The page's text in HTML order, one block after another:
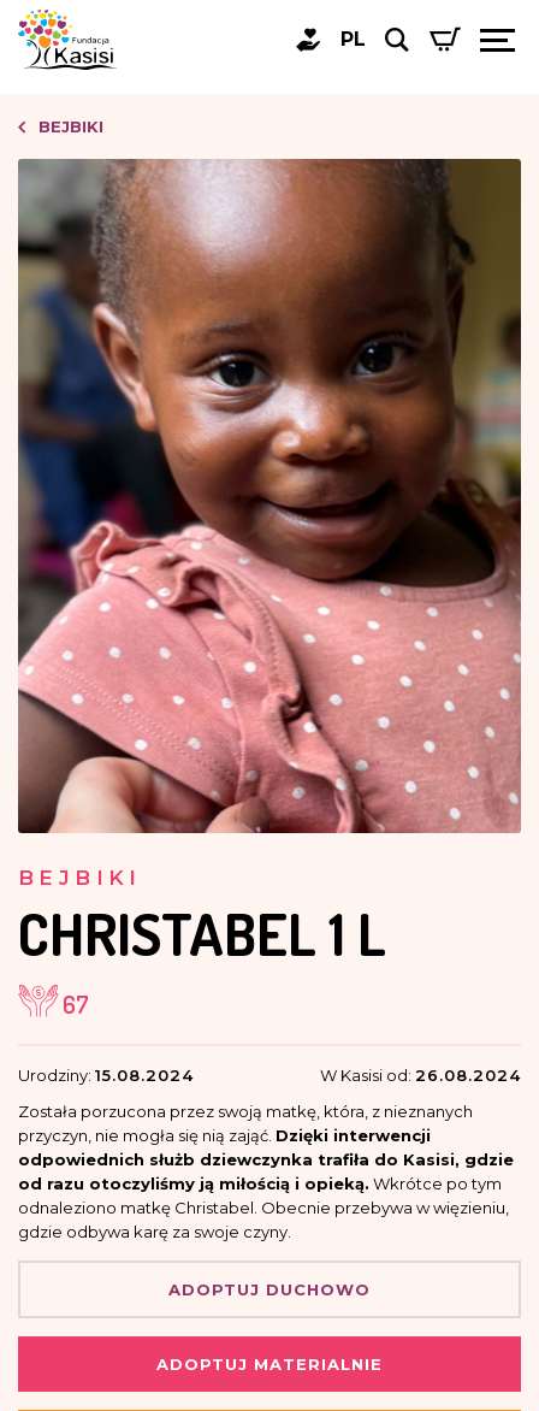
PL
BEJBIKI
BEJBIKI
CHRISTABEL1 L
67
Urodziny: 15.08.2024 W Kasisi od: 26.08.2024
Została porzucona przez swoją matkę, która, z nieznanych
przyczyn, nie mogła się nią zająć. Dzięki interwencji
odpowiednich służb dziewczynka trafiła do Kasisi, gdzie
od razu otoczyliśmy ją miłością i opieką. Wkrótce po tym
odnaleziono matkę Christabel. Obecnie przebywa w więzieniu,
gdzie odbywa karę za swoje czyny.
ADOPTUJ DUCHOWO
ADOPTUJ MATERIALNIE